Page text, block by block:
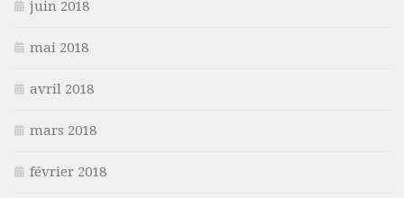
juin 2018
mai 2018
avril 2018
mars 2018
février 2018